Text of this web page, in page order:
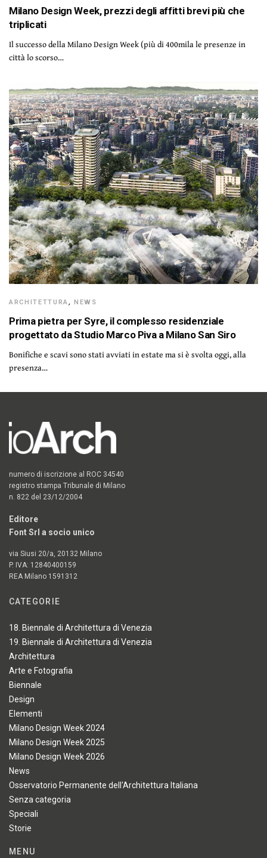
Milano Design Week, prezzi degli affitti brevi più che
triplicati
Il successo della Milano Design Week (più di 400mila le presenze in
città lo scorso…
ARCHITETTURA ,NEWS
Prima pietra per Syre, il complesso residenziale
progettato da Studio Marco Piva a Milano San Siro
Bonifiche e scavi sono stati avviati in estate ma si è svolta oggi, alla
presenza…
numero di iscrizione al ROC 34540
registro stampa Tribunale di Milano
n. 822 del 23/12/2004
Editore
Font Srl a socio unico
via Siusi 20/a, 20132 Milano
P. IVA: 12840400159
REA Milano 1591312
CATEGORIE
18. Biennale di Architettura di Venezia
19. Biennale di Architettura di Venezia
Architettura
Arte e Fotografia
Biennale
Design
Elementi
Milano Design Week 2024
Milano Design Week 2025
Milano Design Week 2026
News
Osservatorio Permanente dell'Architettura Italiana
Senza categoria
Speciali
Storie
MENU